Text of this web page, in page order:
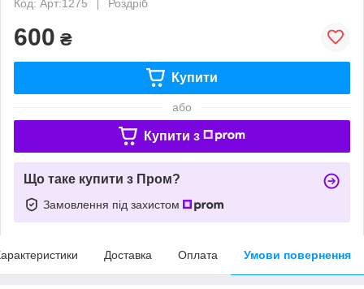
Код: Арт:1275
Роздріб
600 ₴
Купити
або
Купити з
Що таке купити з Пром?
Замовлення під захистом
Доставка Оплата Умови повернення